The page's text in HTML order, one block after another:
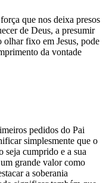
que nos deixa presos
de Deus, a presumir
olhar fixo em Jesus, pode
da vontade
pedidos do Pai
simplesmente que o
seja cumprido e a sua
grande valor como
a soberania